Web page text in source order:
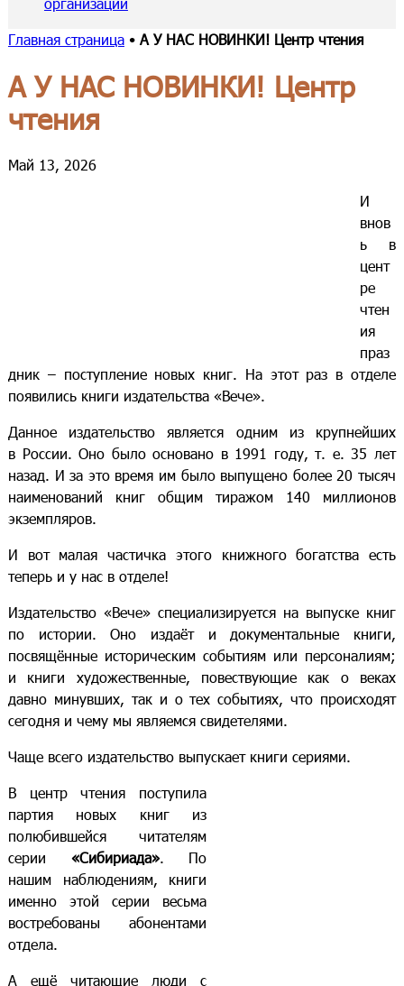
Главная страница• А У НАС НОВИНКИ! Центр чтения
А У НАС НОВИНКИ! Центр
чтения
Май 13, 2026
И
внов
ь в
цент
ре
чтен
ия
праз
дник – поступление новых книг. На этот раз в отделе
появились книги издательства «Вече».
Данное издательство является одним из крупнейших
в России. Оно было основано в 1991 году, т. е. 35 лет
назад. И за это время им было выпущено более 20 тысяч
наименований книг общим тиражом 140 миллионов
экземпляров.
И вот малая частичка этого книжного богатства есть
теперь и у нас в отделе!
Издательство «Вече» специализируется на выпуске книг
по истории. Оно издаёт и документальные книги,
посвящённые историческим событиям или персоналиям;
и книги художественные, повествующие как о веках
давно минувших, так и о тех событиях, что происходят
сегодня и чему мы являемся свидетелями.
Чаще всего издательство выпускает книги сериями.
В центр чтения поступила
партия новых книг из
полюбившейся читателям
серии «Сибириада». По
нашим наблюдениям, книги
именно этой серии весьма
востребованы абонентами
отдела.
А ещё читающие люди с